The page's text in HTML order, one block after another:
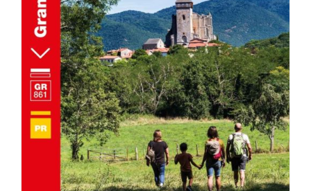
AJOUTER AU PANIER / DÉTAILS